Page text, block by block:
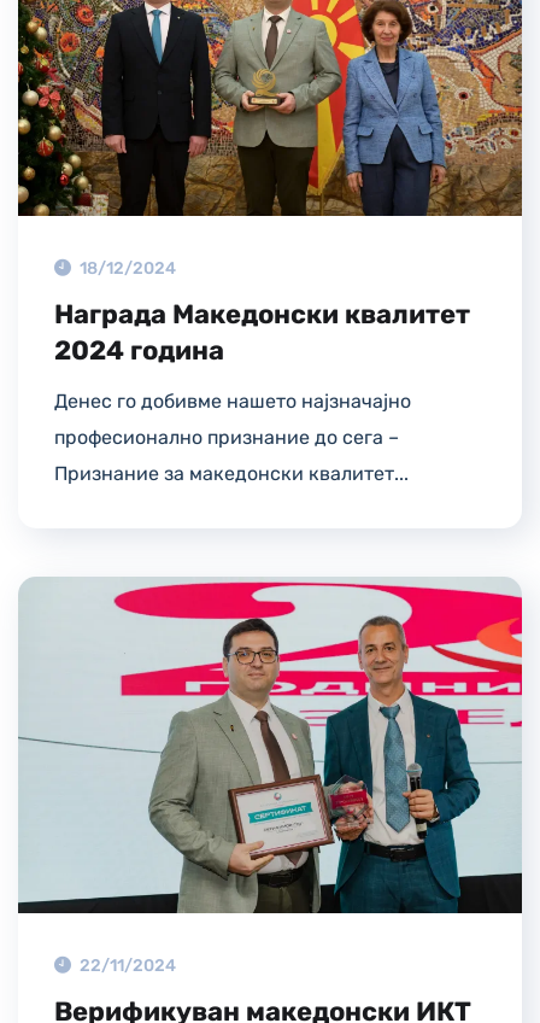
18/12/2024
Награда Македонски квалитет
2024 година
Денес го добивме нашето најзначајно
професионално признание до сега –
Признание за македонски квалитет...
22/11/2024
Верификуван македонски ИКТ